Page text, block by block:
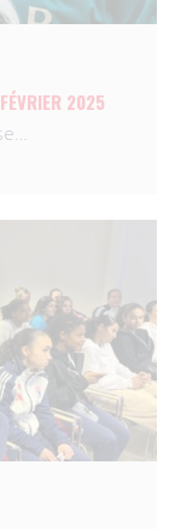
2025